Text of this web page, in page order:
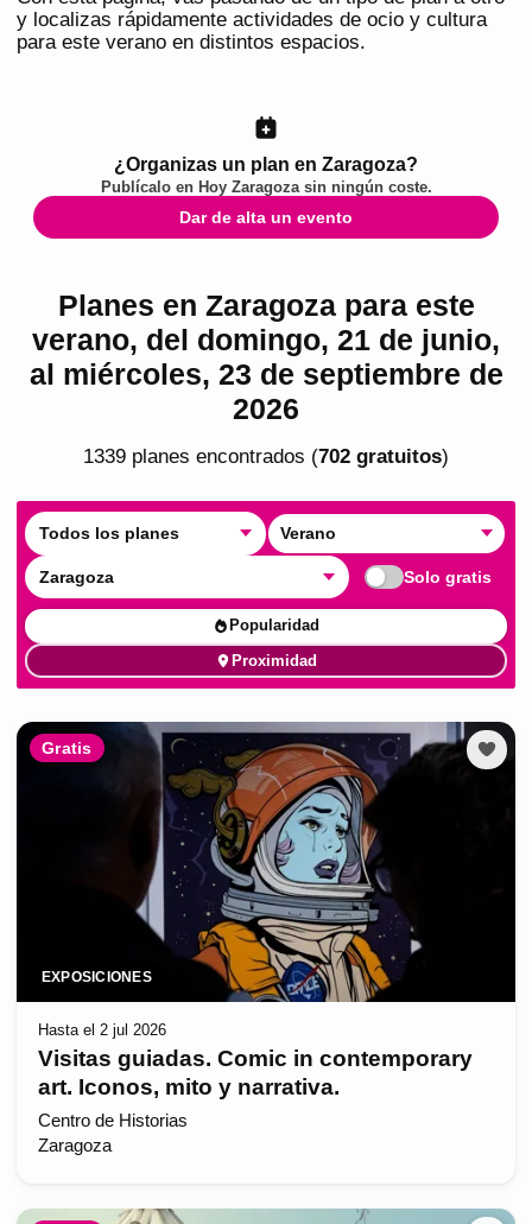
y localizas rápidamente actividades de ocio y cultura
para este verano en distintos espacios.
¿Organizas un plan en Zaragoza?
Publícalo en Hoy Zaragozasin ningún coste.
Dar de alta un evento
Planes en Zaragoza para este
verano, del domingo, 21 de junio,
al miércoles, 23 de septiembre de
2026
1339 planes encontrados (702 gratuitos)
Todos los planes Verano
Zaragoza Solo gratis
Popularidad
Proximidad
Gratis
EXPOSICIONES
Hasta el 2 jul 2026
Visitas guiadas. Comic in contemporary
art. Iconos, mito y narrativa.
Centro de Historias
Zaragoza